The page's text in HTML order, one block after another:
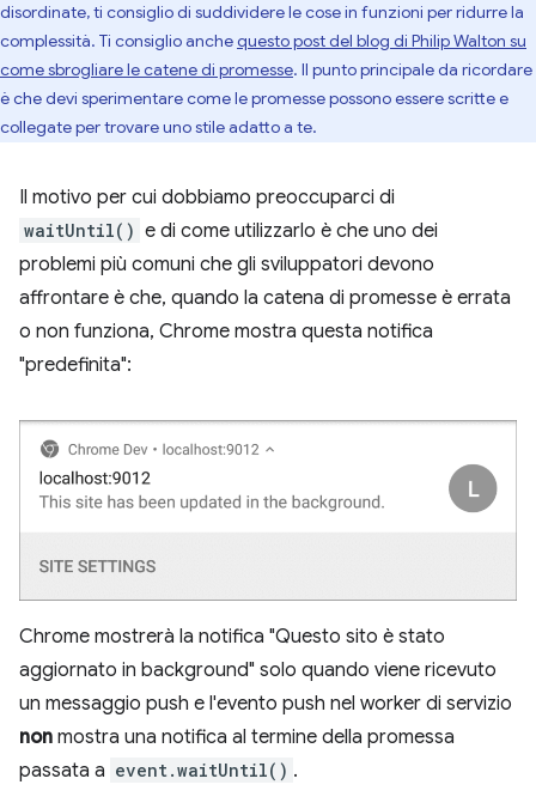
disordinate, ti consiglio di suddividere le cose in funzioni per ridurre la
complessità. Ti consiglio anchequesto post del blog di Philip Walton su
come sbrogliare le catene di promesse. Il punto principale da ricordare
è che devi sperimentare come le promesse possono essere scritte e
collegate per trovare uno stile adatto a te.
Il motivo per cui dobbiamo preoccuparci di
waitUntil() e di come utilizzarlo è che uno dei
problemi più comuni che gli sviluppatori devono
affrontare è che, quando la catena di promesse è errata
o non funziona, Chrome mostra questa notifica
"predefinita":
Chrome mostrerà la notifica "Questo sito è stato
aggiornato in background" solo quando viene ricevuto
un messaggio push e l'evento push nel worker di servizio
non mostra una notifica al termine della promessa
passata a event.waitUntil() .